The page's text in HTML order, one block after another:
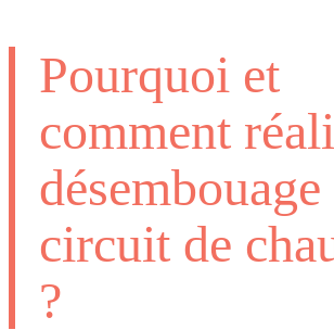
Pourquoi et
comment
circuit de
?